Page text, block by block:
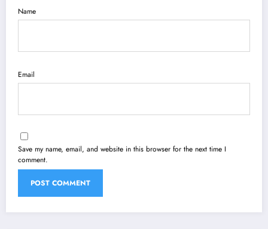
Name
Email
Save my name, email, and website in this browser for the next time I
comment.